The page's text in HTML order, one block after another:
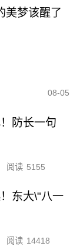
美梦该醒了
08-05
防长一句
阅读 5155
东大\"八一
阅读 14418